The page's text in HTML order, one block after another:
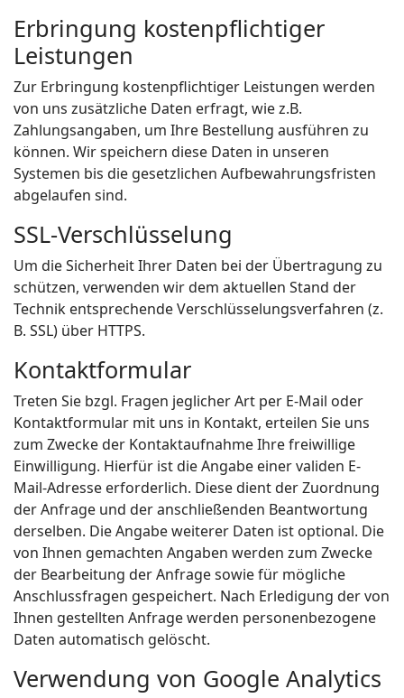
Erbringung kostenpflichtiger
Leistungen
Zur Erbringung kostenpflichtiger Leistungen werden
von uns zusätzliche Daten erfragt, wie z.B.
Zahlungsangaben, um Ihre Bestellung ausführen zu
können. Wir speichern diese Daten in unseren
Systemen bis die gesetzlichen Aufbewahrungsfristen
abgelaufen sind.
SSL-Verschlüsselung
Um die Sicherheit Ihrer Daten bei der Übertragung zu
schützen, verwenden wir dem aktuellen Stand der
Technik entsprechende Verschlüsselungsverfahren (z.
B. SSL) über HTTPS.
Kontaktformular
Treten Sie bzgl. Fragen jeglicher Art per E-Mail oder
Kontaktformular mit uns in Kontakt, erteilen Sie uns
zum Zwecke der Kontaktaufnahme Ihre freiwillige
Einwilligung. Hierfür ist die Angabe einer validen E-
Mail-Adresse erforderlich. Diese dient der Zuordnung
der Anfrage und der anschließenden Beantwortung
derselben. Die Angabe weiterer Daten ist optional. Die
von Ihnen gemachten Angaben werden zum Zwecke
der Bearbeitung der Anfrage sowie für mögliche
Anschlussfragen gespeichert. Nach Erledigung der von
Ihnen gestellten Anfrage werden personenbezogene
Daten automatisch gelöscht.
Verwendung von Google Analytics